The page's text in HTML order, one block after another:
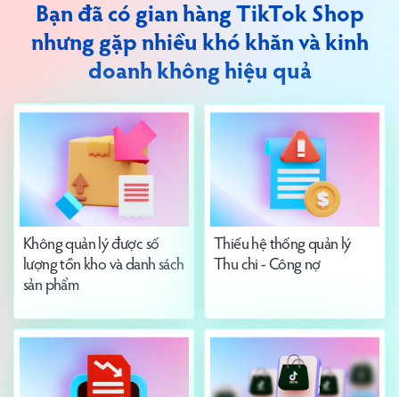
Bạn đã có gian hàng TikTok Shop
nhưng gặp nhiều khó khăn và kinh
doanh không hiệu quả
Không quản lý được số
lượng tồn kho và danh sách
sản phẩm
Thiếu hệ thống quản lý
Thu chi - Công nợ